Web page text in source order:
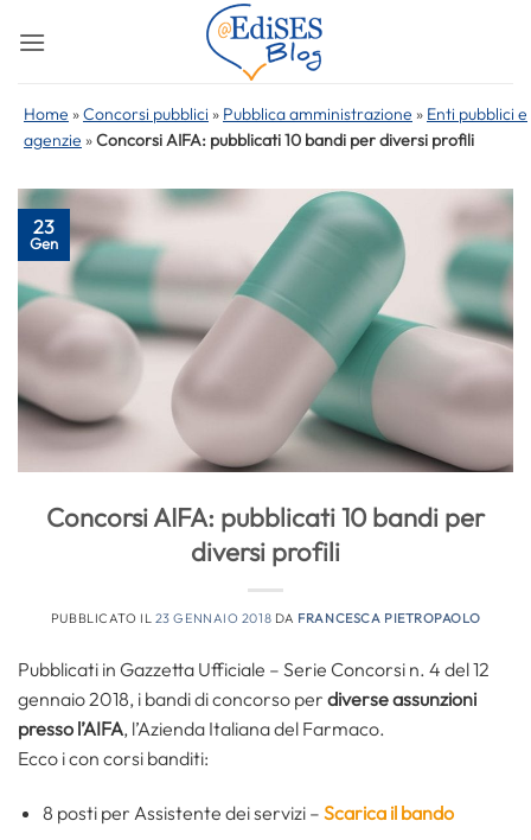
Home »Concorsi pubblici » Pubblica amministrazione » Enti pubblici e
agenzie »Concorsi AIFA: pubblicati 10 bandi per diversi profili
23
Gen
Concorsi AIFA: pubblicati 10 bandi per
diversi profili
PUBBLICATO IL 23 GENNAIO 2018 DA FRANCESCA PIETROPAOLO
Pubblicati in Gazzetta Ufficiale – Serie Concorsi n. 4 del 12
gennaio 2018, i bandi di concorso per diverse assunzioni
presso l’AIFA, l’Azienda Italiana del Farmaco.
Ecco i con corsi banditi:
8 posti per Assistente dei servizi – Scarica il bando